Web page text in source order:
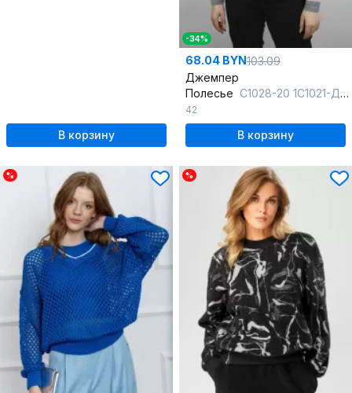
В корзину
-34%
68.04 BYN103.09
Джемпер
Полесье С1028-20 1С1021-Д43 158,164 серый
42
В корзину
% %